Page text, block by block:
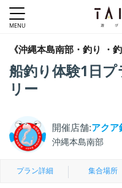
《沖縄本島南部・釣り ・釣
船釣り体験1日
リー
開催店舗:アクア
沖縄本島南部
プラン詳細 集合場所